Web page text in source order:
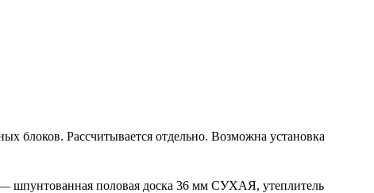
блоков. Рассчитывается отдельно. Возможна установка
шпунтованная половая доска 36 мм СУХАЯ, утеплитель